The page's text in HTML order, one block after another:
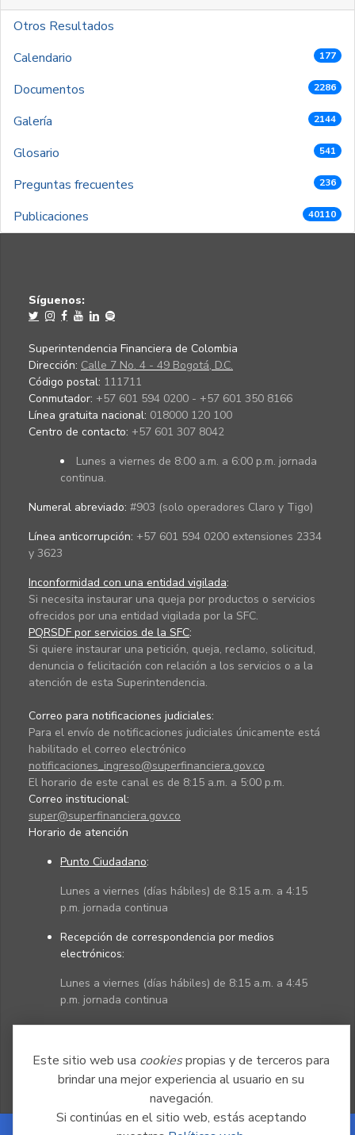
Este sitio web usa cookiespropias y de terceros para
brindar una mejor experiencia al usuario en su
navegación.
Si continúas en el sitio web, estás aceptando
Otros Resultados
Calendario
177
Documentos 2286
Galería 2144
Glosario 541
Preguntas frecuentes 236
Publicaciones 40110
Síguenos:
Superintendencia Financiera de Colombia
Dirección: Calle 7 No. 4 - 49 Bogotá, D.C.
Código postal: 111711
Conmutador: +57 601 594 0200 - +57 601 350 8166
Línea gratuita nacional: 018000 120 100
Centro de contacto: +57 601 307 8042
Lunes a viernes de 8:00 a.m. a 6:00 p.m. jornada
continua.
Numeral abreviado: #903 (solo operadores Claro y Tigo)
Línea anticorrupción: +57 601 594 0200 extensiones 2334
y 3623
Inconformidad con una entidad vigilada:
Si necesita instaurar una queja por productos o servicios
ofrecidos por una entidad vigilada por la SFC.
PQRSDF por servicios de la SFC:
Si quiere instaurar una petición, queja, reclamo, solicitud,
denuncia o felicitación con relación a los servicios o a la
atención de esta Superintendencia.
Correo para notificaciones judiciales:
Para el envío de notificaciones judiciales únicamente está
habilitado el correo electrónico
notificaciones_ingreso@superfinanciera.gov.co
El horario de este canal es de 8:15 a.m. a 5:00 p.m.
Correo institucional:
super@superfinanciera.gov.co
Horario de atención
Punto Ciudadano:
Lunes a viernes (días hábiles) de 8:15 a.m. a 4:15
p.m. jornada continua
Recepción de correspondencia por medios
electrónicos:
Lunes a viernes (días hábiles) de 8:15 a.m. a 4:45
p.m. jornada continua